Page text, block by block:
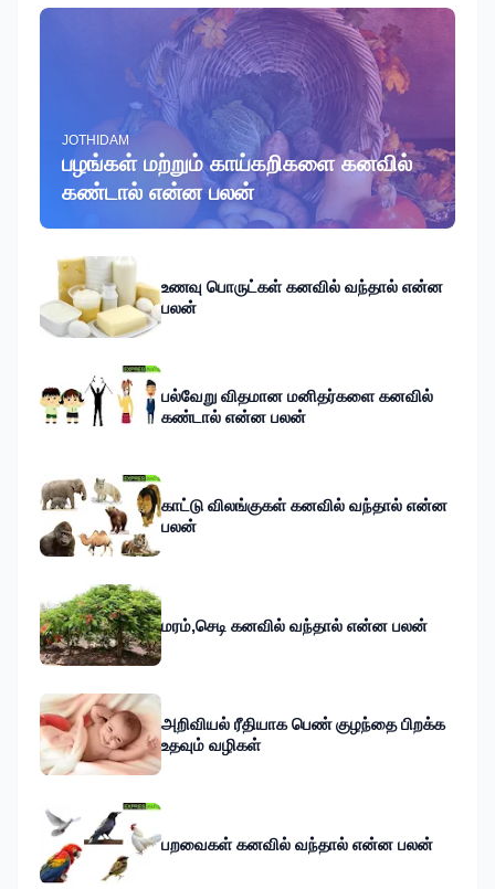
JOTHIDAM
பழங்கள் மற்றும் காய்கறிகளை கனவில்
கண்டால் என்ன பலன்
உணவு பொருட்கள் கனவில் வந்தால் என்ன
பலன்
பல்வேறு விதமான மனிதர்களை கனவில்
கண்டால் என்ன பலன்
காட்டு விலங்குகள் கனவில் வந்தால் என்ன
பலன்
மரம்,செடி கனவில் வந்தால் என்ன பலன்
அறிவியல் ரீதியாக பெண் குழந்தை பிறக்க
உதவும் வழிகள்
பறவைகள் கனவில் வந்தால் என்ன பலன்